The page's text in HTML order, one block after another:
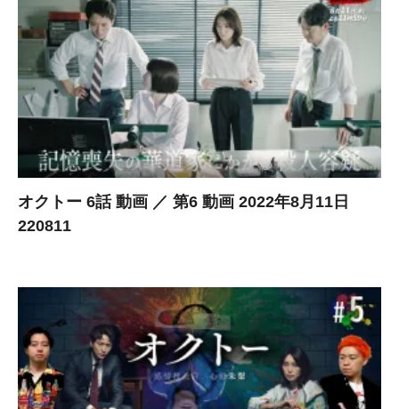
オクトー 6話 動画 ／ 第6 動画 2022年8月11日
220811